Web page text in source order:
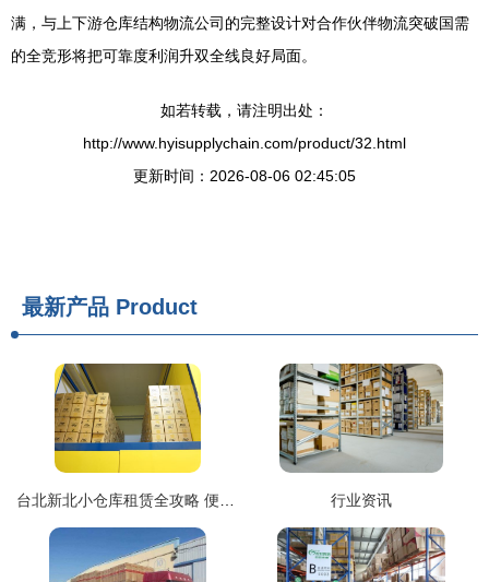
满，与上下游仓库结构物流公司的完整设计对合作伙伴物流突破国需
的全竞形将把可靠度利润升双全线良好局面。
如若转载，请注明出处：
http://www.hyisupplychain.com/product/32.html
更新时间：2026-08-06 02:45:05
最新产品 Product
行业资讯